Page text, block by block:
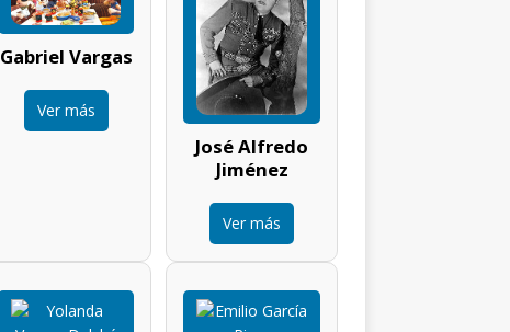
Gabriel Vargas
Ver más
José Alfredo
Jiménez
Ver más